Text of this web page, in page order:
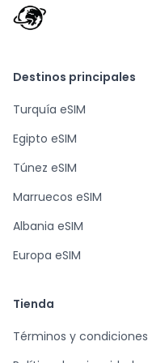
Destinos principales
Turquía eSIM
Egipto eSIM
Túnez eSIM
Marruecos eSIM
Albania eSIM
Europa eSIM
Tienda
Términos y condiciones